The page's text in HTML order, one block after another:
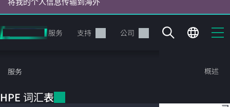
将我的个人信息传输到海外
转
到
目
录
服务 支持 公司
服务
HPE 词汇表 概述
HPE 词汇表